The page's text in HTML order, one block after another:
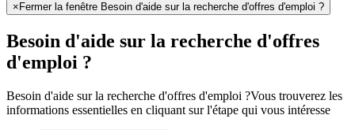
× Fermer la fenêtre Besoin d'aide sur la recherche d'offres d'emploi ?
Besoin d'aide sur la recherche d'offres
d'emploi ?
Besoin d'aide sur la recherche d'offres d'emploi ?Vous trouverez les
informations essentielles en cliquant sur l'étape qui vous intéresse